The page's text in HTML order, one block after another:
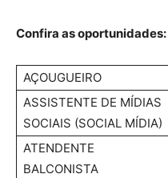
Confira as oportunidades:
AÇOUGUEIRO
ASSISTENTE DE MÍDIAS
SOCIAIS (SOCIAL MÍDIA)
ATENDENTE
BALCONISTA